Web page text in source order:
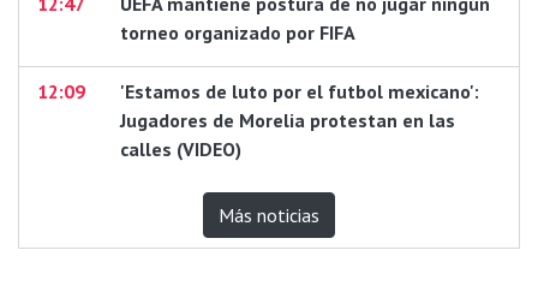
torneo organizado por FIFA
12:09
'Estamos de luto por el futbol mexicano':
Jugadores de Morelia protestan en las
calles (VIDEO)
Más noticias